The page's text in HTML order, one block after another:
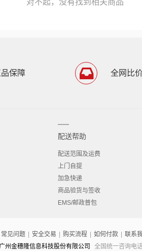
对不起，没有找到相关商品
保障 全网比
配送帮助
配送范围及运费
上门自提
加急快递
商品验货与签收
EMS/邮政普包
常见问题 安全交易 购买流程 如何付款 联系
州金穗隆信息科技股份有限公司 全国统一咨询电话